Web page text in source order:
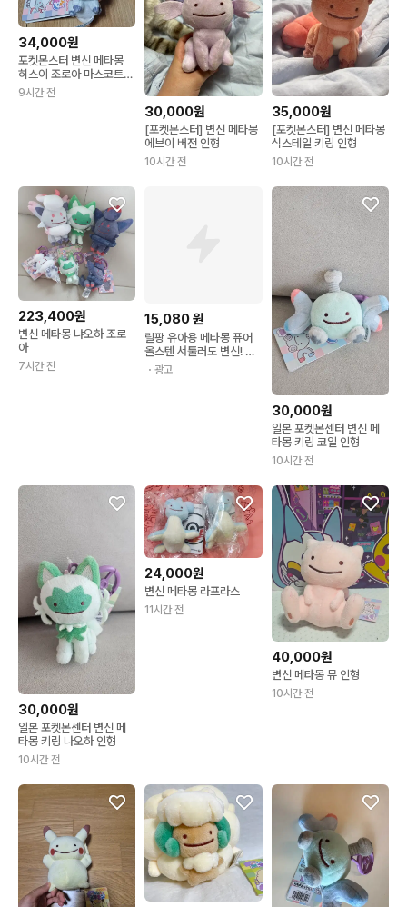
34,000원
포켓몬스터 변신 메타몽
히스이 조로아 마스코트
봉제인형 팝니다
9시간 전
30,000원
[포켓몬스터] 변신 메타몽
에브이 버전 인형
10시간 전
35,000원
[포켓몬스터] 변신 메타몽
식스테일 키링 인형
10시간 전
223,400원
변신 메타몽 냐오하 조로
아
7시간 전
15,080원
릴팡 유아용 메타몽 퓨어
올스텐 서툴러도 변신! 메
타몽 스푼 + 포크 + 젓가
락 세트
・광고
30,000원
일본 포켓몬센터 변신 메
타몽 키링 코일 인형
10시간 전
30,000원
일본 포켓몬센터 변신 메
타몽 키링 나오하 인형
10시간 전
24,000원
변신 메타몽 라프라스
11시간 전
40,000원
변신 메타몽 뮤 인형
10시간 전